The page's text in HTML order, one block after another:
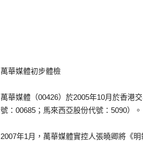
萬華媒體初步體檢
萬華媒體（00426）於2005年10月於香港
號：00685；馬來西亞股份代號：5090）。
2007年1月，萬華媒體實控人張曉卿將《